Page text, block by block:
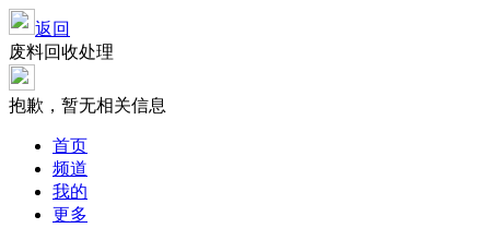
返回
废料回收处理
抱歉，暂无相关信息
首页
频道
我的
更多